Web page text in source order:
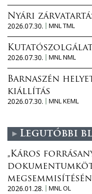
Nyári
2026.07.30.
MNL TML
2026.07.30.
MNL NML
Barnaszén
kiállítás
2026.07.30.
MNL KEML
Legutóbbi
„Káros
2026.01.28.
MNL OL